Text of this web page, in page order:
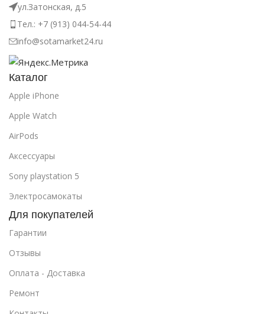
ул.Затонская, д.5
Тел.: +7 (913) 044-54-44
info@sotamarket24.ru
Каталог
Apple iPhone
Apple Watch
AirPods
Аксессуары
Sony playstation 5
Электросамокаты
Для покупателей
Гарантии
Отзывы
Оплата - Доставка
Ремонт